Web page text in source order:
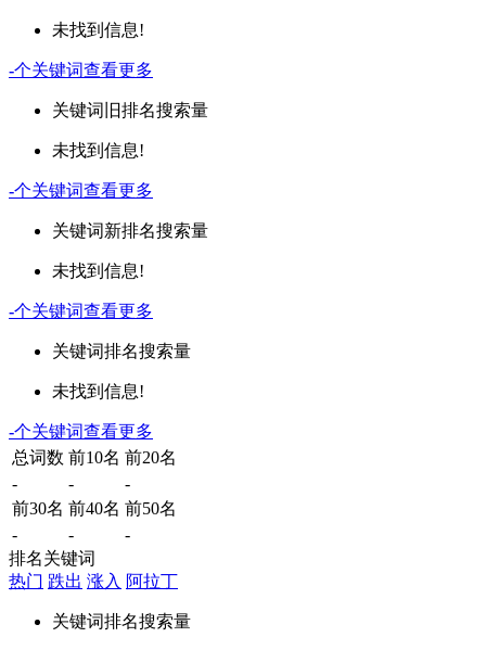
未找到信息!
-个关键词查看更多
关键词 旧排名搜索量
未找到信息!
-个关键词查看更多
关键词新排名搜索量
未找到信息!
-个关键词查看更多
关键词排名搜索量
未找到信息!
-个关键词查看更多
总词数 前10名 前20名
-
-
-
前30名 前40名 前50名
-
-
-
排名关键词
热门 跌出 涨入 阿拉丁
关键词排名搜索量